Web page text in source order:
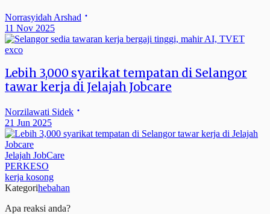
Norrasyidah Arshad
11 Nov 2025
exco
Lebih 3,000 syarikat tempatan di Selangor
tawar kerja di Jelajah Jobcare
Norzilawati Sidek
21 Jun 2025
Jelajah JobCare
PERKESO
kerja kosong
Kategorihebahan
Apa reaksi anda?